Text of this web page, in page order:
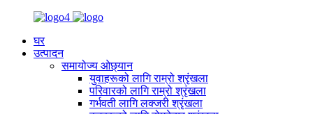
घर
उत्पादन
समायोज्य ओछ्यान
युवाहरूको लागि राम्रो श्रृंखला
परिवारको लागि राम्रो श्रृंखला
गर्भवती लागि लक्जरी श्रृंखला